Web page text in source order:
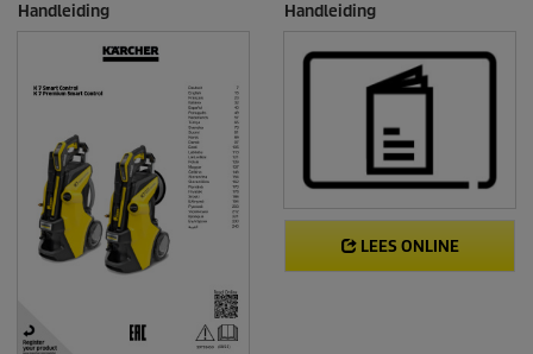
Handleiding Handleiding
LEES ONLINE